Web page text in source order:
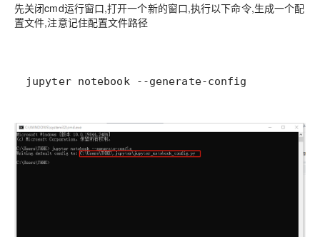
先关闭cmd运行窗口,打开一个新的窗口,执行以下命令,生成一个配
置文件,注意记住配置文件路径
jupyter notebook --generate-config